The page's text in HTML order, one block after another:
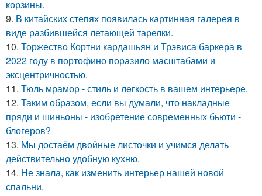
корзины.
9. В китайских степях появилась картинная галерея в
виде разбившейся летающей тарелки.
10. Торжество Кортни кардашьян и Трэвиса баркера в
2022 году в портофино поразило масштабами и
эксцентричностью.
11. Тюль мрамор - стиль и лeгкость в вашем интерьере.
12. Таким образом, если вы думали, что накладные
пряди и шиньоны - изобретение современных бьюти -
блогеров?
13. Мы достаём двойные листочки и учимся делать
действительно удобную кухню.
14. Не знала, как изменить интерьер нашей новой
спальни.